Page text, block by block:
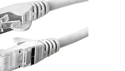
В наличии